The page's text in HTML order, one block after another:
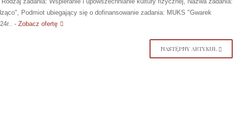
Podmiot ubiegający się o dofinansowanie zadania: MUKS "Gwarek
- Zobacz ofertę
NASTĘPNY ARTYKUŁ